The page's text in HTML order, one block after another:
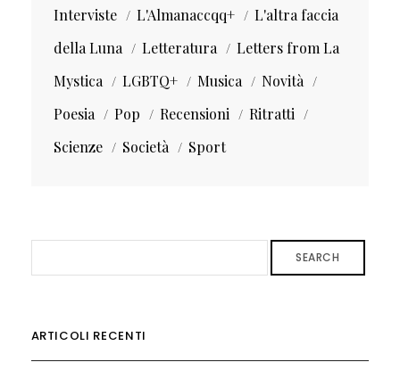
Interviste
L'Almanaccqq+
L'altra faccia
della Luna
Letteratura
Letters from La
Mystica
LGBTQ+ Musica
Novità
Poesia
Pop Recensioni
Ritratti
Scienze
Società Sport
SEARCH
ARTICOLI RECENTI